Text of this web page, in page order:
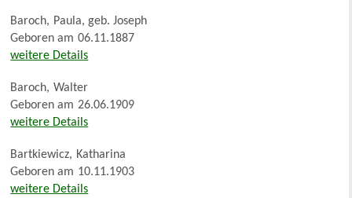
Baroch, Paula, geb. Joseph
Geboren am 06.11.1887
weitere Details
Baroch, Walter
Geboren am 26.06.1909
weitere Details
Bartkiewicz, Katharina
Geboren am 10.11.1903
weitere Details